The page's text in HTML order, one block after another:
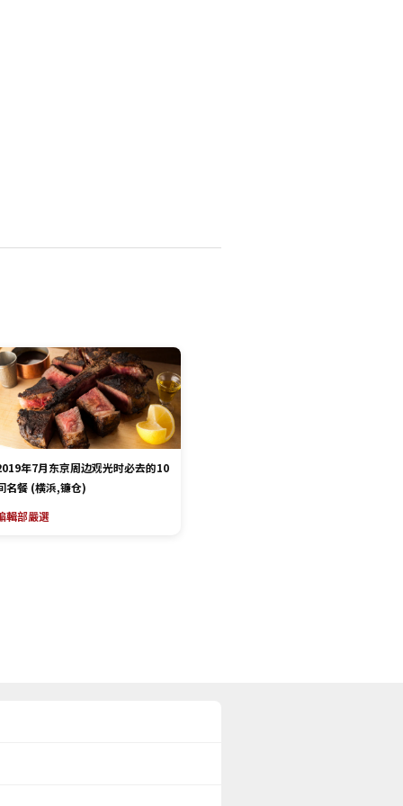
年7月东京周边观光时必去的10
名餐 (横浜,镰仓)
輯部嚴選